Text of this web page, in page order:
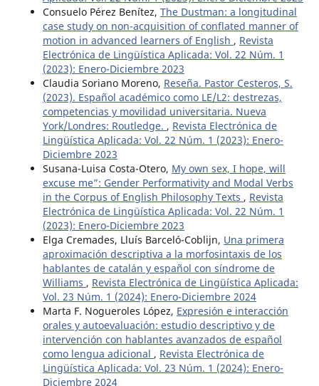
Consuelo Pérez Benítez, The Dustman: a longitudinal
case study on non-acquisition of conflated manner of
motion in advanced learners of English , Revista
Electrónica de Lingüística Aplicada: Vol. 22 Núm. 1
(2023): Enero-Diciembre 2023
Claudia Soriano Moreno, Reseña. Pastor Cesteros, S.
(2023). Español académico como LE/L2: destrezas,
competencias y movilidad universitaria. Nueva
York/Londres: Routledge. , Revista Electrónica de
Lingüística Aplicada: Vol. 22 Núm. 1 (2023): Enero-
Diciembre 2023
Susana-Luisa Costa-Otero, My own sex, I hope, will
excuse me”: Gender Performativity and Modal Verbs
in the Corpus of English Philosophy Texts , Revista
Electrónica de Lingüística Aplicada: Vol. 22 Núm. 1
(2023): Enero-Diciembre 2023
Elga Cremades, Lluís Barceló-Coblijn, Una primera
aproximación descriptiva a la morfosintaxis de los
hablantes de catalán y español con síndrome de
Williams , Revista Electrónica de Lingüística Aplicada:
Vol. 23 Núm. 1 (2024): Enero-Diciembre 2024
Marta F. Nogueroles López, Expresión e interacción
orales y autoevaluación: estudio descriptivo y de
intervención con hablantes avanzados de español
como lengua adicional , Revista Electrónica de
Lingüística Aplicada: Vol. 23 Núm. 1 (2024): Enero-
Diciembre 2024